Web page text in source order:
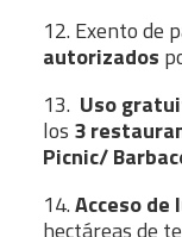
12. Exento de
autorizados
13. Uso
los 3
Picnic/
14.Acceso de
hectáreas de